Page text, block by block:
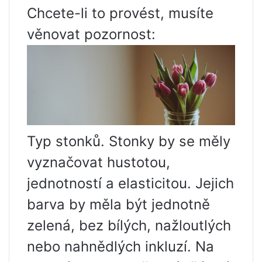
Chcete-li to provést, musíte
věnovat pozornost:
Typ stonků. Stonky by se měly
vyznačovat hustotou,
jednotností a elasticitou. Jejich
barva by měla být jednotně
zelená, bez bílých, nažloutlých
nebo nahnědlých inkluzí. Na